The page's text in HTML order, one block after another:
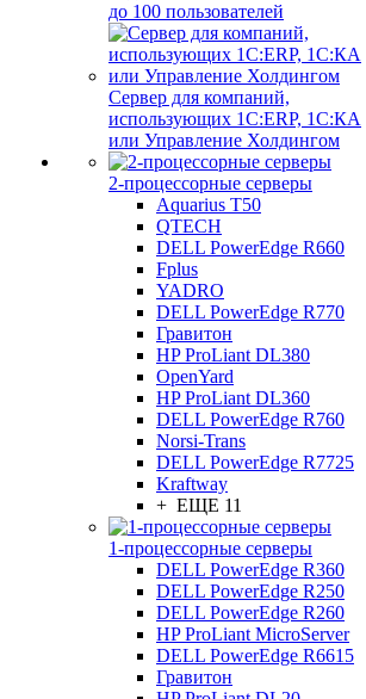
до 100 пользователей
Сервер для компаний,
использующих 1C:ERP, 1С:КА
или Управление Холдингом
2-процессорные серверы
Aquarius T50
QTECH
DELL PowerEdge R660
Fplus
YADRO
DELL PowerEdge R770
Гравитон
HP ProLiant DL380
OpenYard
HP ProLiant DL360
DELL PowerEdge R760
Norsi-Trans
DELL PowerEdge R7725
Kraftway
+ ЕЩЕ 11
1-процессорные серверы
DELL PowerEdge R360
DELL PowerEdge R250
DELL PowerEdge R260
HP ProLiant MicroServer
DELL PowerEdge R6615
Гравитон